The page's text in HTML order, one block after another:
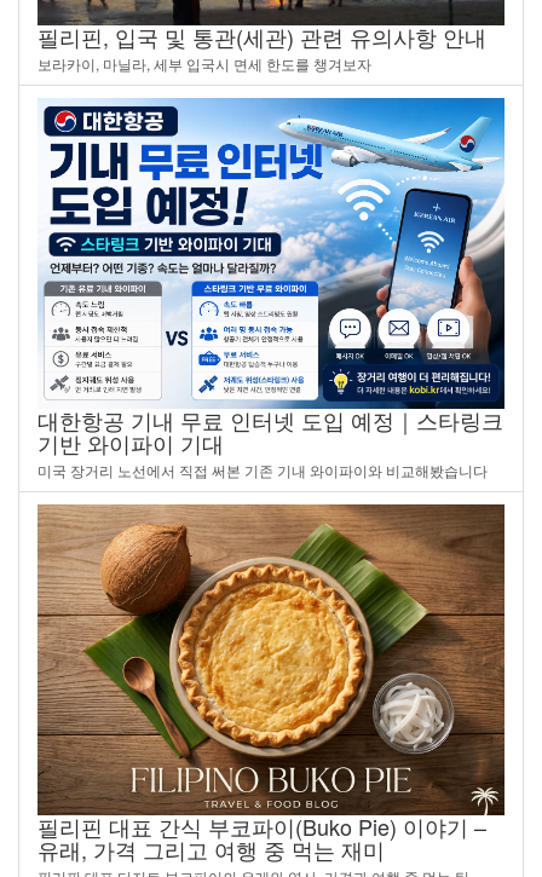
필리핀, 입국 및 통관(세관) 관련 유의사항 안내
보라카이, 마닐라, 세부 입국시 면세 한도를 챙겨보자
대한항공 기내 무료 인터넷 도입 예정｜스타링크
기반 와이파이 기대
미국 장거리 노선에서 직접 써본 기존 기내 와이파이와 비교해봤습니다
필리핀 대표 간식 부코파이(Buko Pie) 이야기 –
유래, 가격 그리고 여행 중 먹는 재미